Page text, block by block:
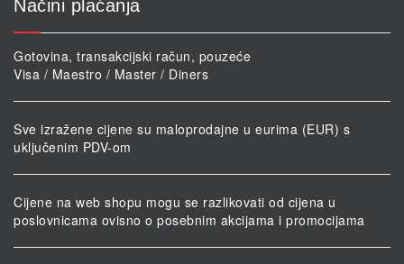
Načini plaćanja
Gotovina, transakcijski račun, pouzeće
Visa / Maestro / Master / Diners
Sve izražene cijene su maloprodajne u eurima (EUR) s
uključenim PDV-om
Cijene na web shopu mogu se razlikovati od cijena u
poslovnicama ovisno o posebnim akcijama i promocijama